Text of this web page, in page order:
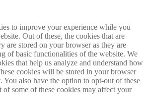
to improve your experience while you
Out of these, the cookies that are
are stored on your browser as they are
of basic functionalities of the website. We
that help us analyze and understand how
cookies will be stored in your browser
also have the option to opt-out of these
some of these cookies may affect your